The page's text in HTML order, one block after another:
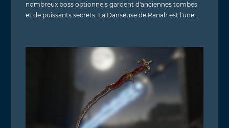
nombreux boss optionnels gardent d'anciennes tombes
et de puissants secrets. La Danseuse de Ranah est l'une…